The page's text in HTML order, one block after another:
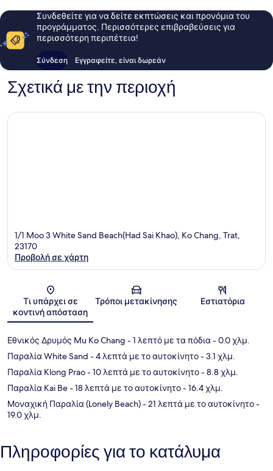
Συνδεθείτε για να δείτε εκπτώσεις και προνόμια του
προγράμματος. Περισσότερες επιβραβεύσεις για
περισσότερη περιπέτεια!
Σύνδεση Εγγραφείτε, είναι δωρεάν
Σχετικά με την περιοχή
1/1 Moo 3 White Sand Beach(Had Sai Khao), Ko Chang, Trat,
23170
Προβολή σε χάρτη
Τι υπάρχει σε
κοντινή απόσταση
Τρόποι μετακίνησης Εστιατόρια
Εθνικός Δρυμός Mu Ko Chang - 1 λεπτό με τα πόδια- 0.0 χλμ.
Παραλία White Sand - 4 λεπτά με το αυτοκίνητο- 3.1 χλμ.
Παραλία Klong Prao- 10 λεπτά με το αυτοκίνητο- 8.8 χλμ.
Παραλία Kai Be- 18 λεπτά με το αυτοκίνητο- 16.4 χλμ.
Μοναχική Παραλία (Lonely Beach)- 21 λεπτά με το αυτοκίνητο-
19.0 χλμ.
Πληροφορίες για το κατάλυμα